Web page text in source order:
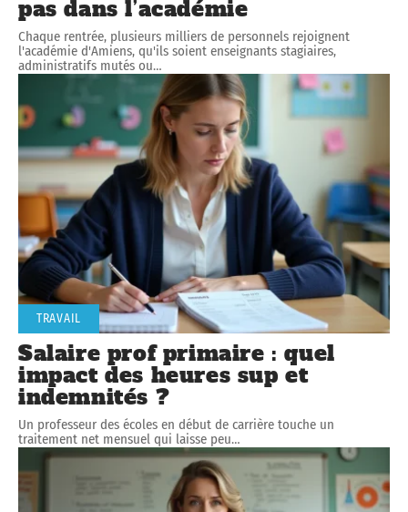
pas dans l’académie
Chaque rentrée, plusieurs milliers de personnels rejoignent
l'académie d'Amiens, qu'ils soient enseignants stagiaires,
administratifs mutés ou…
TRAVAIL
Salaire prof primaire : quel
impact des heures sup et
indemnités ?
Un professeur des écoles en début de carrière touche un
traitement net mensuel qui laisse peu…